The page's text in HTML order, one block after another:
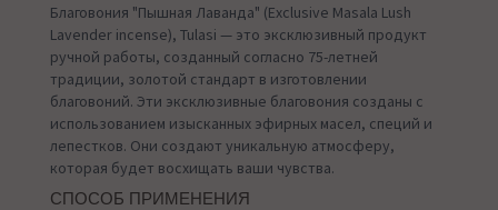
Благовония "Пышная Лаванда" (Exclusive Masala Lush
Lavender incense), Tulasi — это эксклюзивный продукт
ручной работы, созданный согласно 75-летней
традиции, золотой стандарт в изготовлении
благовоний. Эти эксклюзивные благовония созданы с
использованием изысканных эфирных масел, специй и
лепестков. Они создают уникальную атмосферу,
которая будет восхищать ваши чувства.
СПОСОБ ПРИМЕНЕНИЯ